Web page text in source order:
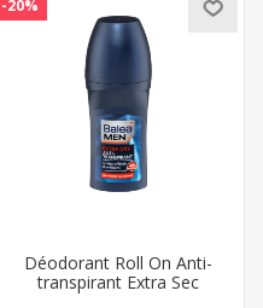
-20%
Déodorant Roll On Anti-
transpirant Extra Sec